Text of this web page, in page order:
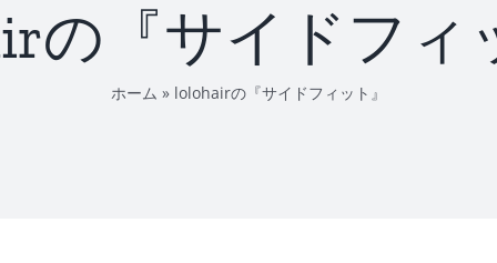
の『サイドフィ
ホーム » lolohairの『サイドフィット』